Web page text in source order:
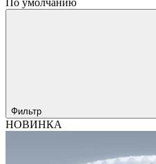
По умолчанию
Фильтр
НОВИНКА